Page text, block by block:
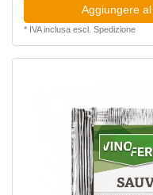
Aggiungere
* IVA inclusaescl. Spedizione